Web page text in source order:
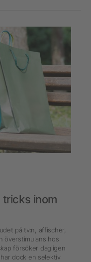
tricks inom
på tv:n, affischer,
överstimulans hos
försöker dagligen
dock en selektiv